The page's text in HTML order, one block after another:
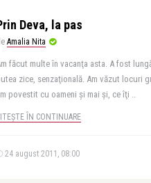
Deva, la pas
Amalia Nita
făcut multe în vacanţa asta. A fost
zice, senzaţională. Am văzut locuri
povestit cu oameni şi mai şi, ce îţi ..
ÎN CONTINUARE
24 august 2011, 08:00